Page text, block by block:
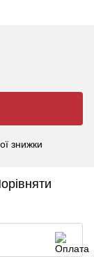
знижки